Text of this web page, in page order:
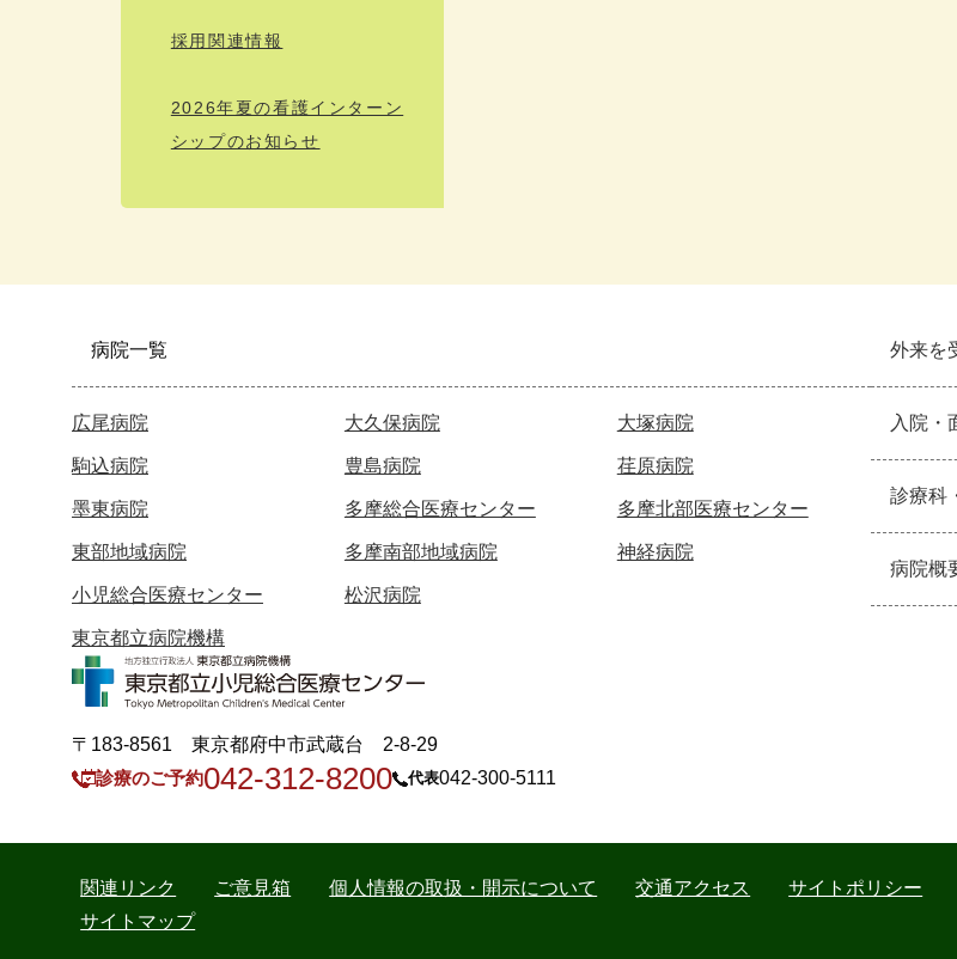
採用関連情報
2026年夏の看護インターン
シップのお知らせ
病院一覧
広尾病院 大久保病院 大塚病院
駒込病院 豊島病院 荏原病院
墨東病院 多摩総合医療センター 多摩北部医療センター
東部地域病院 多摩南部地域病院 神経病院
小児総合医療センター 松沢病院
東京都立病院機構
外来を
入院・
診療科
病院概
〒183-8561 東京都府中市武蔵台 2-8-29
診療のご予約042-312-8200 代表042-300-5111
関連リンク ご意見箱 個人情報の取扱・開示について 交通アクセス
サイトポリシー
サイトマップ